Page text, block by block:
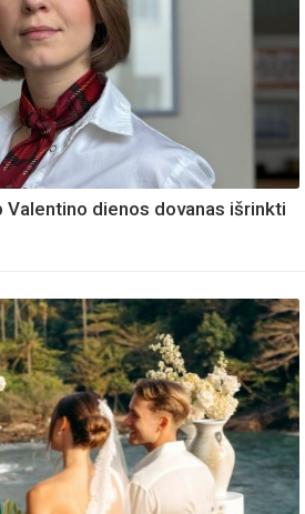
Valentino dienos dovanas išrinkti